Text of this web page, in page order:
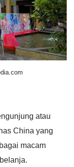
atau
China yang
macam